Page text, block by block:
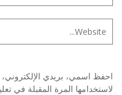
احفظ اسمي، بريدي الإلكتروني،
لاستخدامها المرة المقبلة في